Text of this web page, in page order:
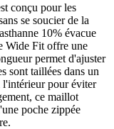
conçu pour les
se soucier de la
10% évacue
Wide Fit offre une
permet d'ajuster
sont taillées dans un
l'intérieur pour éviter
ce maillot
poche zippée